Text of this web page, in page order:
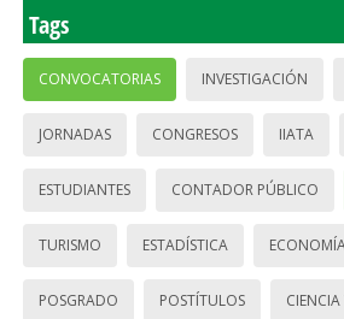
Tags
CONVOCATORIAS INVESTIGACIÓN
JORNADAS CONGRESOS IIATA
ESTUDIANTES CONTADOR PÚBLICO
TURISMO ESTADÍSTICA
POSGRADO POSTÍTULOS